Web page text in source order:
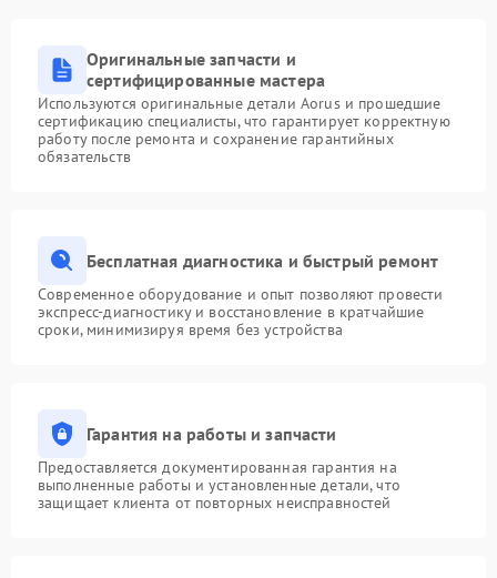
Оригинальные запчасти и
сертифицированные мастера
Используются оригинальные детали Aorus и прошедшие
сертификацию специалисты, что гарантирует корректную
работу после ремонта и сохранение гарантийных
обязательств
Бесплатная диагностика и быстрый ремонт
Современное оборудование и опыт позволяют провести
экспресс-диагностику и восстановление в кратчайшие
сроки, минимизируя время без устройства
Гарантия на работы и запчасти
Предоставляется документированная гарантия на
выполненные работы и установленные детали, что
защищает клиента от повторных неисправностей